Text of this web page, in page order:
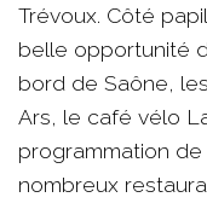
Trévoux. Côté
belle opportunité
bord de Saône,
Ars, le café vélo
programmation de
nombreux